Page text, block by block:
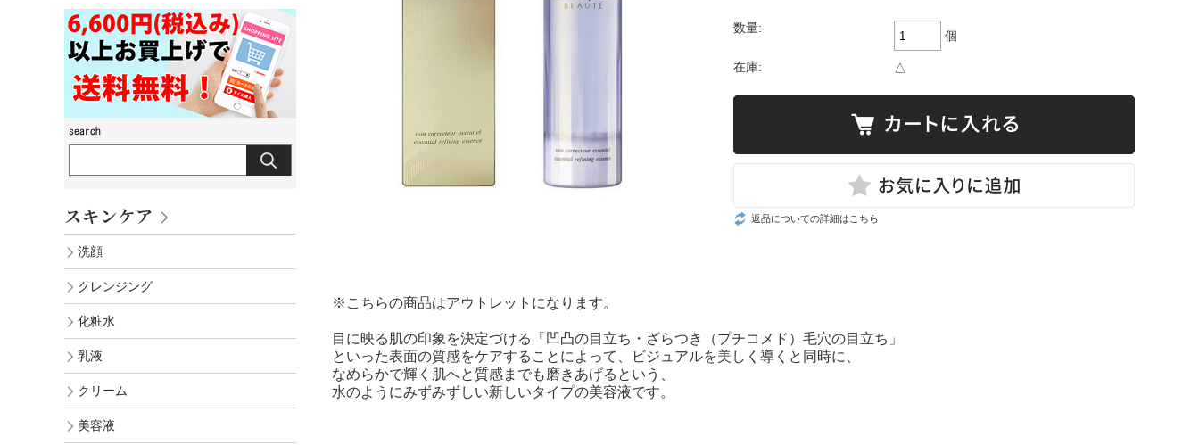
数量:
個
在庫: △
返品についての詳細はこちら
※こちらの商品はアウトレットになります。
目に映る肌の印象を決定づける「凹凸の目立ち・ざらつき（プチコメド）毛穴の目立ち」
といった表面の質感をケアすることによって、ビジュアルを美しく導くと同時に、
なめらかで輝く肌へと質感までも磨きあげるという、
水のようにみずみずしい新しいタイプの美容液です。
スキンケア
洗顔
クレンジング
化粧水
乳液
クリーム
美容液